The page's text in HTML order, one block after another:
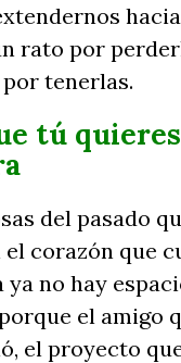
rato por
tenerlas.
tú
del pasado
corazón que
ya no hay
el amigo
el proyecto